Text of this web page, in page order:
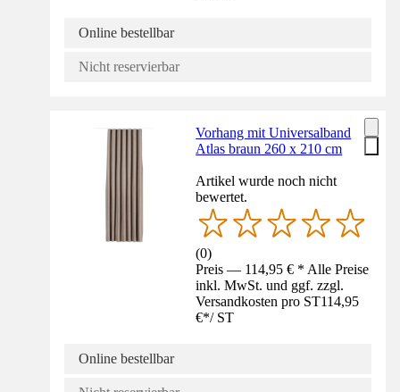
Online bestellbar
Nicht reservierbar
Vorhang mit Universalband
Atlas braun 260 x 210 cm
Artikel wurde noch nicht
bewertet.
(0)
Preis — 114,95 € * Alle Preise
inkl. MwSt. und ggf. zzgl.
Versandkosten pro ST114,95
€*/ ST
Online bestellbar